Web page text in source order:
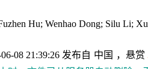
Hu; Wenhao Dong; Silu Li;
08 21:39:26 发布自 中国 ，悬赏